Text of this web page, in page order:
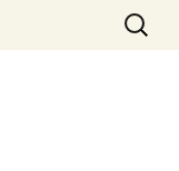
Søg
efter: